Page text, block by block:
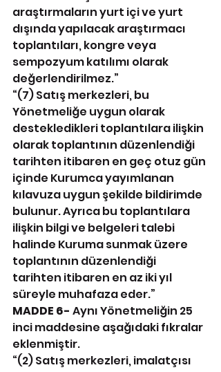
araştırmaların yurt içi ve yurt
dışında yapılacak araştırmacı
toplantıları, kongre veya
sempozyum katılımı olarak
değerlendirilmez.”
“(7) Satış merkezleri, bu
Yönetmeliğe uygun olarak
destekledikleri toplantılara ilişkin
olarak toplantının düzenlendiği
tarihten itibaren en geç otuz gün
içinde Kurumca yayımlanan
kılavuza uygun şekilde bildirimde
bulunur. Ayrıca bu toplantılara
ilişkin bilgi ve belgeleri talebi
halinde Kuruma sunmak üzere
toplantının düzenlendiği
tarihten itibaren en az iki yıl
süreyle muhafaza eder.”
MADDE 6- Aynı Yönetmeliğin 25
inci maddesine aşağıdaki fıkralar
eklenmiştir.
“(2) Satış merkezleri, imalatçısı